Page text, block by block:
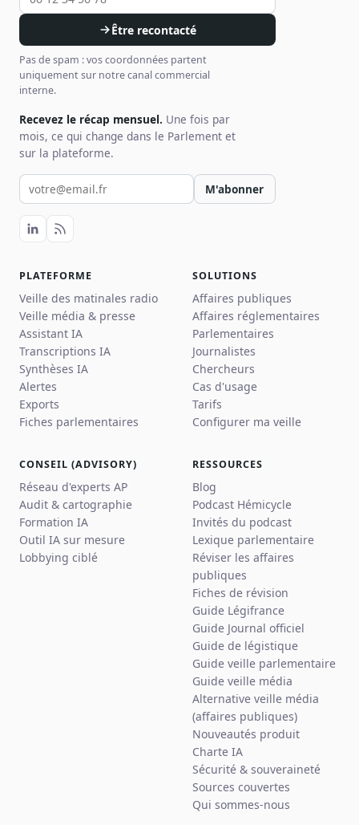
Être recontacté
Pas de spam : vos coordonnées partent
uniquement sur notre canal commercial
interne.
Recevez le récap mensuel. Une fois par
mois, ce qui change dans le Parlement et
sur la plateforme.
Votre email pour la newsletter
M'abonner
PLATEFORME
Veille des matinales radio
Veille média & presse
Assistant IA
Transcriptions IA
Synthèses IA
Alertes
Exports
Fiches parlementaires
SOLUTIONS
Affaires publiques
Affaires réglementaires
Parlementaires
Journalistes
Chercheurs
Cas d'usage
Tarifs
Configurer ma veille
CONSEIL (ADVISORY)
Réseau d'experts AP
Audit & cartographie
Formation IA
Outil IA sur mesure
Lobbying ciblé
RESSOURCES
Blog
Podcast Hémicycle
Invités du podcast
Lexique parlementaire
Réviser les affaires
publiques
Fiches de révision
Guide Légifrance
Guide Journal officiel
Guide de légistique
Guide veille parlementaire
Guide veille média
Alternative veille média
(affaires publiques)
Nouveautés produit
Charte IA
Sécurité & souveraineté
Sources couvertes
Qui sommes-nous